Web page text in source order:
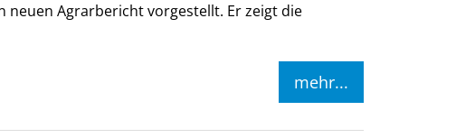
neuen Agrarbericht vorgestellt. Er zeigt die
mehr...